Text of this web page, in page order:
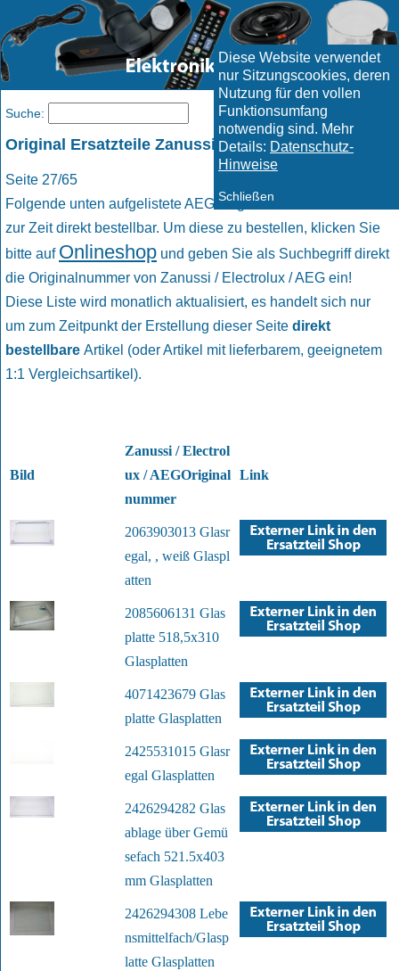
Diese Website verwendet
nur Sitzungscookies, deren
Nutzung für den vollen
Funktionsumfang
notwendig sind. Mehr
Details: Datenschutz-
Hinweise
Schließen
Original Ersatzteile Zanussi / Electrolux / AEG
Seite 27/65
Folgende unten aufgelistete AEG Original Ersatzteile sind
zur Zeit direkt bestellbar. Um diese zu bestellen, klicken Sie
bitte auf Onlineshop und geben Sie als Suchbegriff direkt
die Originalnummer von Zanussi / Electrolux / AEG ein!
Diese Liste wird monatlich aktualisiert, es handelt sich nur
um zum Zeitpunkt der Erstellung dieser Seite direkt
bestellbare Artikel (oder Artikel mit lieferbarem, geeignetem
1:1 Vergleichsartikel).
Bild
Zanussi / Electrol
ux / AEGOriginal
nummer
Link
2063903013 Glasr
egal, , weiß Glaspl
atten
2085606131 Glas
platte 518,5x310
Glasplatten
4071423679 Glas
platte Glasplatten
2425531015 Glasr
egal Glasplatten
2426294282 Glas
ablage über Gemü
sefach 521.5x403
mm Glasplatten
2426294308 Lebe
nsmittelfach/Glasp
latte Glasplatten
Suche: